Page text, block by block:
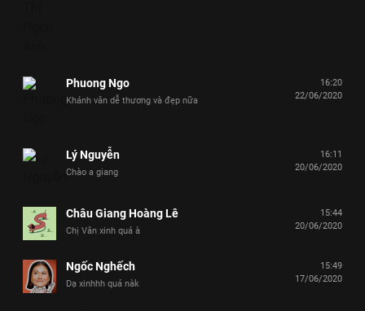
Phuong Ngo
Khánh vân dễ thương và đẹp nữa
16:20
22/06/2020
Lý Nguyễn
Chào a giang
16:11
20/06/2020
Châu Giang Hoàng Lê
Chị Vân xinh quá à
15:44
20/06/2020
Ngốc Nghếch
Dạ xinhhh quá nàk
15:49
17/06/2020